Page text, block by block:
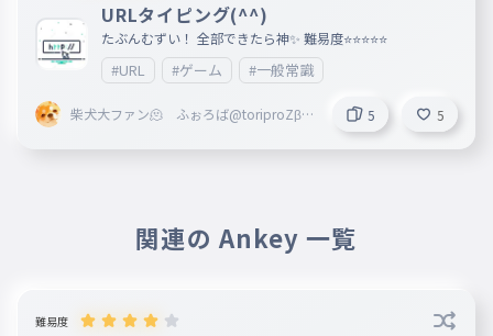
URLタイピング(^^)
たぶんむずい！ 全部できたら神✨ 難易度⭐⭐⭐⭐⭐
#URL #ゲーム #一般常識
柴犬大ファン🫠 ふぉろば@toriproZβ本
5 5
関連の Ankey 一覧
難易度